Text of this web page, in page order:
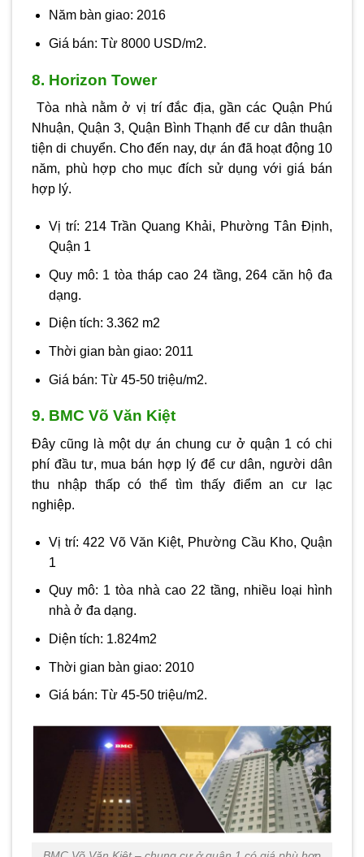
Năm bàn giao: 2016
Giá bán: Từ 8000 USD/m2.
8. Horizon Tower
Tòa nhà nằm ở vị trí đắc địa, gần các Quận Phú
Nhuận, Quận 3, Quận Bình Thạnh để cư dân thuận
tiện di chuyển. Cho đến nay, dự án đã hoạt động 10
năm, phù hợp cho mục đích sử dụng với giá bán
hợp lý.
Vị trí: 214 Trần Quang Khải, Phường Tân Định,
Quận 1
Quy mô: 1 tòa tháp cao 24 tầng, 264 căn hộ đa
dạng.
Diện tích: 3.362 m2
Thời gian bàn giao: 2011
Giá bán: Từ 45-50 triệu/m2.
9. BMC Võ Văn Kiệt
Đây cũng là một dự án chung cư ở quận 1 có chi
phí đầu tư, mua bán hợp lý để cư dân, người dân
thu nhập thấp có thể tìm thấy điểm an cư lạc
nghiệp.
Vị trí: 422 Võ Văn Kiệt, Phường Cầu Kho, Quận
1
Quy mô: 1 tòa nhà cao 22 tầng, nhiều loại hình
nhà ở đa dạng.
Diện tích: 1.824m2
Thời gian bàn giao: 2010
Giá bán: Từ 45-50 triệu/m2.